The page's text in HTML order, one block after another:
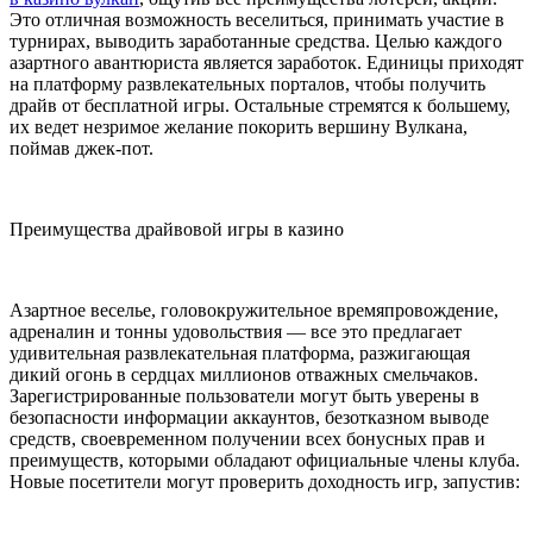
Это отличная возможность веселиться, принимать участие в
турнирах, выводить заработанные средства. Целью каждого
азартного авантюриста является заработок. Единицы приходят
на платформу развлекательных порталов, чтобы получить
драйв от бесплатной игры. Остальные стремятся к большему,
их ведет незримое желание покорить вершину Вулкана,
поймав джек-пот.
Преимущества драйвовой игры в казино
Азартное веселье, головокружительное времяпровождение,
адреналин и тонны удовольствия — все это предлагает
удивительная развлекательная платформа, разжигающая
дикий огонь в сердцах миллионов отважных смельчаков.
Зарегистрированные пользователи могут быть уверены в
безопасности информации аккаунтов, безотказном выводе
средств, своевременном получении всех бонусных прав и
преимуществ, которыми обладают официальные члены клуба.
Новые посетители могут проверить доходность игр, запустив: